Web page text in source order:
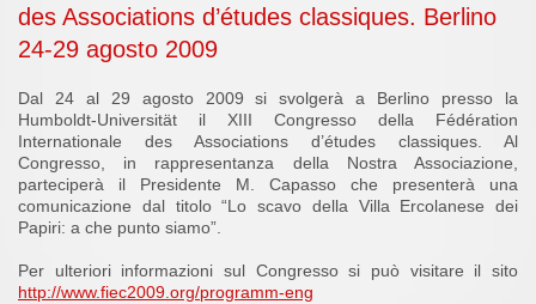
des Associations d’études classiques. Berlino
24-29 agosto 2009
Dal 24 al 29 agosto 2009 si svolgerà a Berlino presso la
Humboldt-Universität il XIII Congresso della Fédération
Internationale des Associations d’études classiques. Al
Congresso, in rappresentanza della Nostra Associazione,
parteciperà il Presidente M. Capasso che presenterà una
comunicazione dal titolo “Lo scavo della Villa Ercolanese dei
Papiri: a che punto siamo”.
Per ulteriori informazioni sul Congresso si può visitare il sito
http://www.fiec2009.org/programm-eng